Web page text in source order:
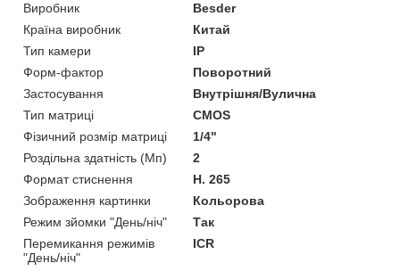
Виробник
Besder
Країна виробник
Китай
Тип камери
IP
Форм-фактор
Поворотний
Застосування
Внутрішня/Вулична
Тип матриці
CMOS
Фізичний розмір матриці
1/4"
Роздільна здатність (Мп)
2
Формат стиснення
H. 265
Зображення картинки
Кольорова
Режим зйомки "День/ніч"
Так
Перемикання режимів
"День/ніч"
ICR